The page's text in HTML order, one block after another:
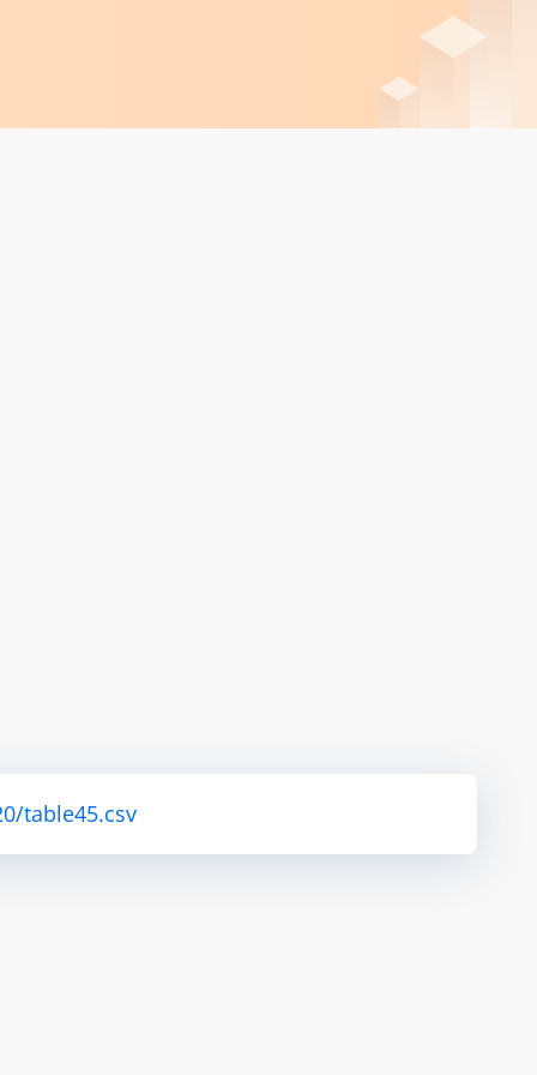
table45.csv